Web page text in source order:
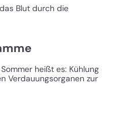
Blut durch die
heißt es: Kühlung
Verdauungsorganen zur